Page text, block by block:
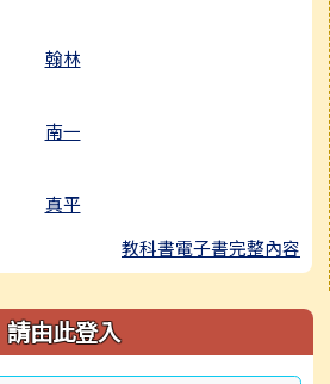
翰林
南一
真平
教科書電子書完整內容
請由此登入